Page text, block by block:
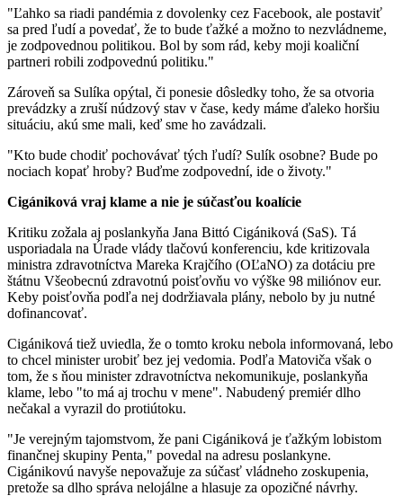
"Ľahko sa riadi pandémia z dovolenky cez Facebook, ale postaviť
sa pred ľudí a povedať, že to bude ťažké a možno to nezvládneme,
je zodpovednou politikou. Bol by som rád, keby moji koaliční
partneri robili zodpovednú politiku."
Zároveň sa Sulíka opýtal, či ponesie dôsledky toho, že sa otvoria
prevádzky a zruší núdzový stav v čase, kedy máme ďaleko horšiu
situáciu, akú sme mali, keď sme ho zavádzali.
"Kto bude chodiť pochovávať tých ľudí? Sulík osobne? Bude po
nociach kopať hroby? Buďme zodpovední, ide o životy."
Cigániková vraj klame a nie je súčasťou koalície
Kritiku zožala aj poslankyňa Jana Bittó Cigániková (SaS). Tá
usporiadala na Úrade vlády tlačovú konferenciu, kde kritizovala
ministra zdravotníctva Mareka Krajčího (OĽaNO) za dotáciu pre
štátnu Všeobecnú zdravotnú poisťovňu vo výške 98 miliónov eur.
Keby poisťovňa podľa nej dodržiavala plány, nebolo by ju nutné
dofinancovať.
Cigániková tiež uviedla, že o tomto kroku nebola informovaná, lebo
to chcel minister urobiť bez jej vedomia. Podľa Matoviča však o
tom, že s ňou minister zdravotníctva nekomunikuje, poslankyňa
klame, lebo "to má aj trochu v mene". Nabudený premiér dlho
nečakal a vyrazil do protiútoku.
"Je verejným tajomstvom, že pani Cigániková je ťažkým lobistom
finančnej skupiny Penta," povedal na adresu poslankyne.
Cigánikovú navyše nepovažuje za súčasť vládneho zoskupenia,
pretože sa dlho správa nelojálne a hlasuje za opozičné návrhy.